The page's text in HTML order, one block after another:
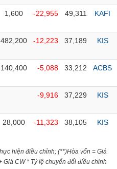
1,600 -22,955 49,311 KAFI
482,200 -12,223 37,189 KIS
140,400 -5,088 33,212 ACBS
-9,916 37,229 KIS
28,000 -11,323 38,105 KIS
hiện điều chỉnh; (**)Hòa vốn = Giá
Giá CW * Tỷ lệ chuyển đổi điều chỉnh